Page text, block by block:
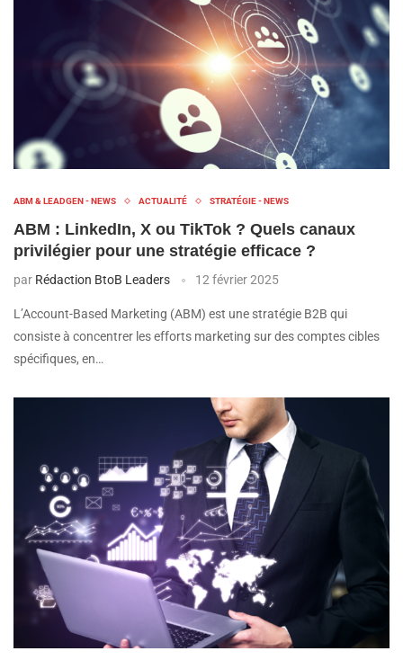
ABM & LEADGEN - NEWS ACTUALITÉ STRATÉGIE - NEWS
ABM : LinkedIn, X ou TikTok ? Quels canaux
privilégier pour une stratégie efficace ?
par Rédaction BtoB Leaders 12 février 2025
L’Account-Based Marketing (ABM) est une stratégie B2B qui
consiste à concentrer les efforts marketing sur des comptes cibles
spécifiques, en…